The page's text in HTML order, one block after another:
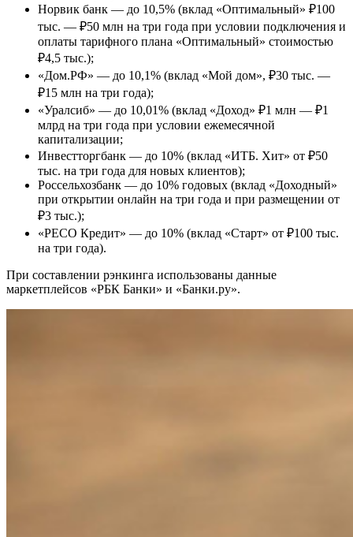
Норвик банк — до 10,5% (вклад «Оптимальный» ₽100
тыс. — ₽50 млн на три года при условии подключения и
оплаты тарифного плана «Оптимальный» стоимостью
₽4,5 тыс.);
«Дом.РФ» — до 10,1% (вклад «Мой дом», ₽30 тыс. —
₽15 млн на три года);
«Уралсиб» — до 10,01% (вклад «Доход» ₽1 млн — ₽1
млрд на три года при условии ежемесячной
капитализации;
Инвестторгбанк — до 10% (вклад «ИТБ. Хит» от ₽50
тыс. на три года для новых клиентов);
Россельхозбанк — до 10% годовых (вклад «Доходный»
при открытии онлайн на три года и при размещении от
₽3 тыс.);
«РЕСО Кредит» — до 10% (вклад «Старт» от ₽100 тыс.
на три года).
При составлении рэнкинга использованы данные
маркетплейсов «РБК Банки» и «Банки.ру».